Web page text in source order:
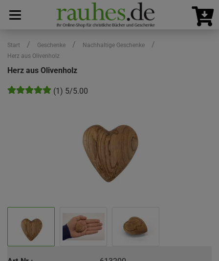
Start / Geschenke / Nachhaltige Geschenke /
Herz aus Olivenholz
Herz aus Olivenholz
(1) 5/5.00